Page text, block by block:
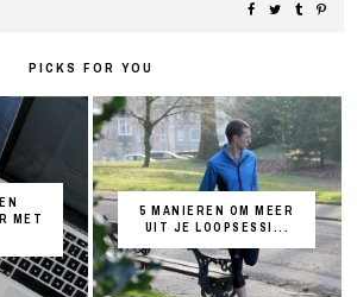
PICKS FOR YOU
MET
5 MANIEREN OM MEER
UIT JE LOOPSESSI...